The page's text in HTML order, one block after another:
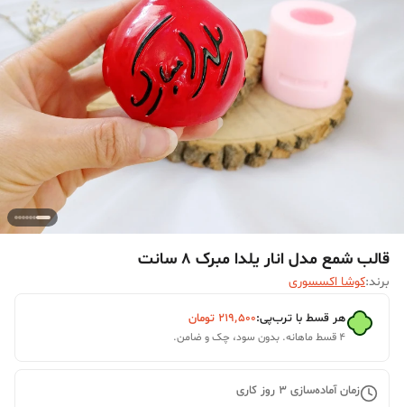
قالب شمع مدل انار یلدا مبرک 8 سانت
برند:کوشا اکسسوری
هر قسط با ترب‌پی:۲۱۹٬۵۰۰ تومان
۴ قسط ماهانه. بدون سود، چک و ضامن.
زمان آماده‌سازی 3 روز کاری